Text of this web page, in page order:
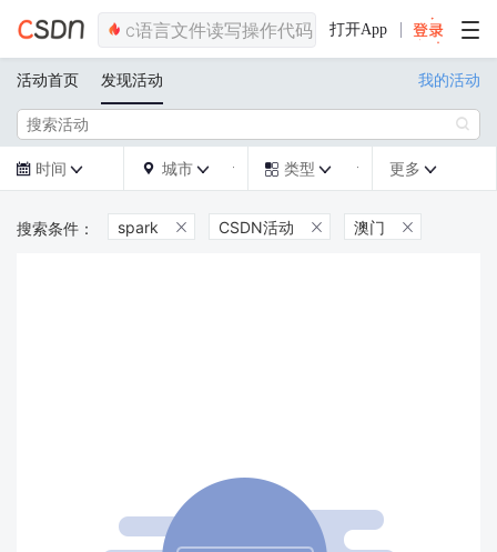
打开App
活动首页 发现活动 我的活动

 时间   城市   类型  更多 
spark  CSDN活动  澳门 